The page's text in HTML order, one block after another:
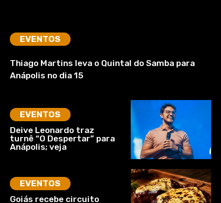
EVENTOS
Thiago Martins leva o Quintal do Samba para
Anápolis no dia 15
EVENTOS
Deive Leonardo traz
turnê “O Despertar” para
Anápolis; veja
EVENTOS
Goiás recebe circuito